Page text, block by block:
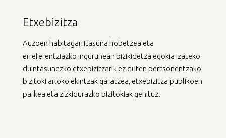
Etxebizitza
Auzoen habitagarritasuna hobetzea eta
erreferentziazko ingurunean bizikidetza egokia izateko
duintasunezko etxebizitzarik ez duten pertsonentzako
bizitoki arloko ekintzak garatzea, etxebizitza publikoen
parkea eta zizkidurazko bizitokiak gehituz.